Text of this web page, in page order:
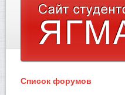
Список форумов